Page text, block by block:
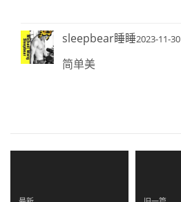
sleepbear睡睡2023-11-30
简单美